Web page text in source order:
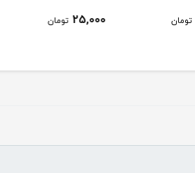
تومان 20,000 تومان